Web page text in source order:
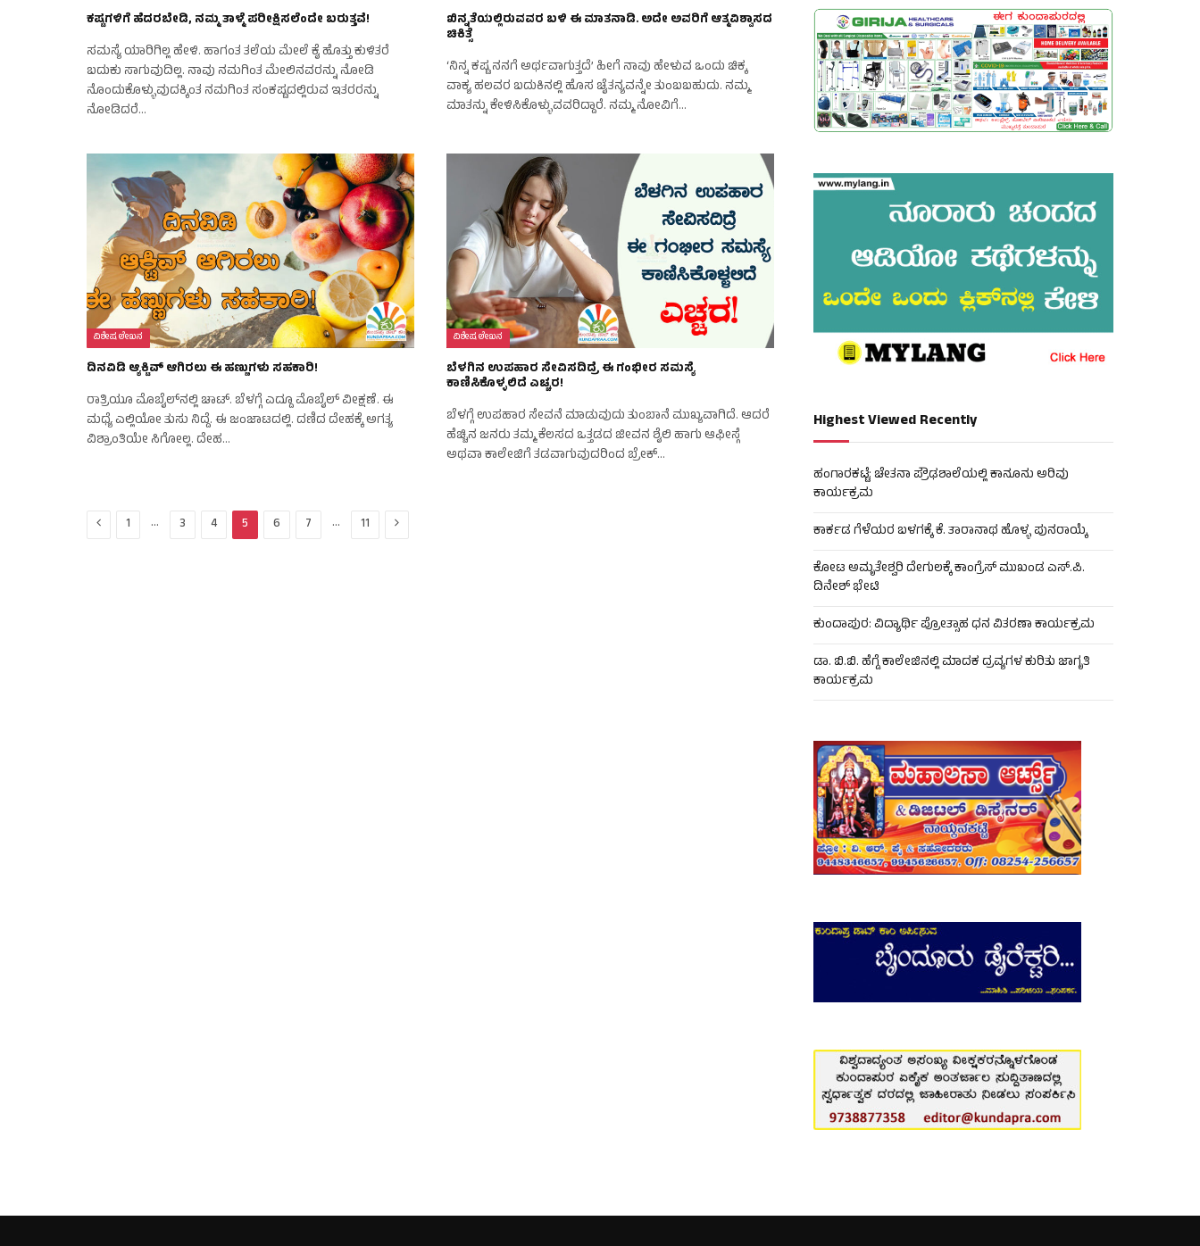
ಕಷ್ಟಗಳಿಗೆ ಹೆದರಬೇಡಿ, ನಮ್ಮ ತಾಳ್ಮೆ ಪರೀಕ್ಷಿಸಲೆಂದೇ ಬರುತ್ತವೆ!
ಸಮಸ್ಯೆ ಯಾರಿಗಿಲ್ಲ ಹೇಳಿ. ಹಾಗಂತ ತಲೆಯ ಮೇಲೆ ಕೈ ಹೊತ್ತು ಕುಳಿತರೆ
ಬದುಕು ಸಾಗುವುದಿಲ್ಲ. ನಾವು ನಮಗಿಂತ ಮೇಲಿನವರನ್ನು ನೋಡಿ
ನೊಂದುಕೊಳ್ಳುವುದಕ್ಕಿಂತ ನಮಗಿಂತ ಸಂಕಷ್ಟದಲ್ಲಿರುವ ಇತರರನ್ನು
ನೋಡಿದರೆ…
ಖಿನ್ನತೆಯಲ್ಲಿರುವವರ ಬಳಿ ಈ ಮಾತನಾಡಿ. ಅದೇ ಅವರಿಗೆ ಆತ್ಮವಿಶ್ವಾಸದ
ಚಿಕಿತ್ಸೆ
‘ನಿನ್ನ ಕಷ್ಟ ನನಗೆ ಅರ್ಥವಾಗುತ್ತದೆ’ ಹೀಗೆ ನಾವು ಹೇಳುವ ಒಂದು ಚಿಕ್ಕ
ವಾಕ್ಯ ಹಲವರ ಬದುಕಿನಲ್ಲಿ ಹೊಸ ಚೈತನ್ಯವನ್ನೇ ತುಂಬಬಹುದು. ನಮ್ಮ
ಮಾತನ್ನು ಕೇಳಿಸಿಕೊಳ್ಳುವವರಿದ್ದಾರೆ. ನಮ್ಮ ನೋವಿಗೆ…
ವಿಶೇಷ ಲೇಖನ
ದಿನವಿಡಿ ಆ್ಯಕ್ಟಿವ್ ಆಗಿರಲು ಈ ಹಣ್ಣುಗಳು ಸಹಕಾರಿ!
ರಾತ್ರಿಯೂ ಮೊಬೈಲ್‌ನಲ್ಲಿ ಚಾಟ್. ಬೆಳಗ್ಗೆ ಎದ್ದೂ ಮೊಬೈಲ್ ವೀಕ್ಷಣೆ. ಈ
ಮಧ್ಯೆ ಎಲ್ಲಿಯೋ ತುಸು ನಿದ್ದೆ. ಈ ಜಂಜಾಟದಲ್ಲಿ. ದಣಿದ ದೇಹಕ್ಕೆ ಅಗತ್ಯ
ವಿಶ್ರಾಂತಿಯೇ ಸಿಗೋಲ್ಲ. ದೇಹ…
ವಿಶೇಷ ಲೇಖನ
ಬೆಳಗಿನ ಉಪಹಾರ ಸೇವಿಸದಿದ್ರೆ ಈ ಗಂಭೀರ ಸಮಸ್ಯೆ
ಕಾಣಿಸಿಕೊಳ್ಳಲಿದೆ ಎಚ್ಚರ!
ಬೆಳಗ್ಗೆ ಉಪಹಾರ ಸೇವನೆ ಮಾಡುವುದು ತುಂಬಾನೆ ಮುಖ್ಯವಾಗಿದೆ. ಆದರೆ
ಹೆಚ್ಚಿನ ಜನರು ತಮ್ಮ ಕೆಲಸದ ಒತ್ತಡದ ಜೀವನ ಶೈಲಿ ಹಾಗು ಆಫೀಸ್ಗೆ
ಅಥವಾ ಕಾಲೇಜಿಗೆ ತಡವಾಗುವುದರಿಂದ ಬ್ರೇಕ್…
Previous
1 … 3 4 5 6 7 … 11 Next
Highest Viewed Recently
ಹಂಗಾರಕಟ್ಟೆ: ಚೇತನಾ ಪ್ರೌಢಶಾಲೆಯಲ್ಲಿ ಕಾನೂನು ಅರಿವು
ಕಾರ್ಯಕ್ರಮ
ಕಾರ್ಕಡ ಗೆಳೆಯರ ಬಳಗಕ್ಕೆ ಕೆ. ತಾರಾನಾಥ ಹೊಳ್ಳ ಪುನರಾಯ್ಕೆ
ಕೋಟ ಅಮೃತೇಶ್ವರಿ ದೇಗುಲಕ್ಕೆ ಕಾಂಗ್ರೆಸ್ ಮುಖಂಡ ಎಸ್.ಪಿ.
ದಿನೇಶ್ ಭೇಟಿ
ಕುಂದಾಪುರ: ವಿದ್ಯಾರ್ಥಿ ಪ್ರೋತ್ಸಾಹ ಧನ ವಿತರಣಾ ಕಾರ್ಯಕ್ರಮ
ಡಾ. ಬಿ.ಬಿ. ಹೆಗ್ಡೆ ಕಾಲೇಜಿನಲ್ಲಿ ಮಾದಕ ದ್ರವ್ಯಗಳ ಕುರಿತು ಜಾಗೃತಿ
ಕಾರ್ಯಕ್ರಮ